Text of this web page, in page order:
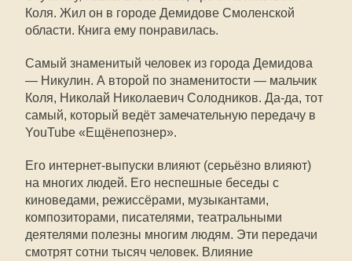
Коля. Жил он в городе Демидове Смоленской
области. Книга ему понравилась.
Самый знаменитый человек из города Демидова
— Никулин. А второй по знаменитости — мальчик
Коля, Николай Николаевич Солодников. Да-да, тот
самый, который ведёт замечательную передачу в
YouTube «Ещёнепознер».
Его интернет-выпуски влияют (серьёзно влияют)
на многих людей. Его неспешные беседы с
киноведами, режиссёрами, музыкантами,
композиторами, писателями, театральными
деятелями полезны многим людям. Эти передачи
смотрят сотни тысяч человек. Влияние